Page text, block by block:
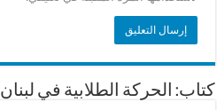
كتاب: الحركة الطلابية في لبنان